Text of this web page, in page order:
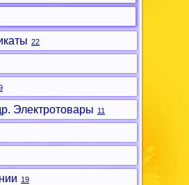
22
Электротовары 11
19